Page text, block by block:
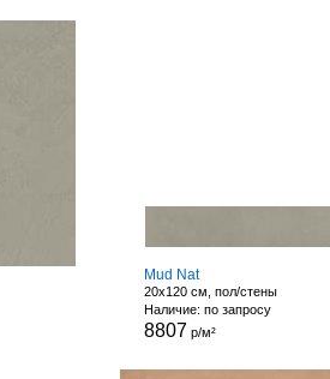
Mud Nat
20x120 см, пол/стены
Наличие: по запросу
8807 р/м²